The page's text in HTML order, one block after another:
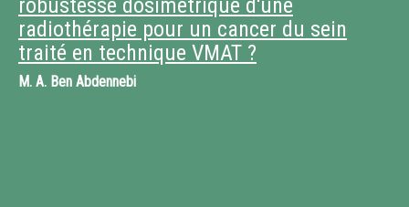
robustesse dosimétrique d'une
radiothérapie pour un cancer du sein
traité en technique VMAT ?
M. A. Ben Abdennebi